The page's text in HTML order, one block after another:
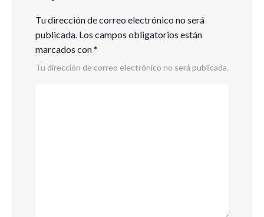
Tu dirección de correo electrónico no será
publicada. Los campos obligatorios están
marcados con*
Tu dirección de correo electrónico no será publicada.